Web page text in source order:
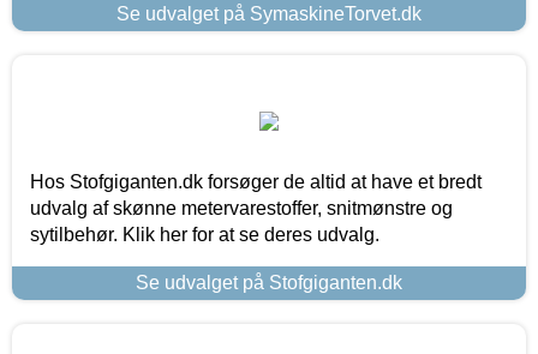
Se udvalget på SymaskineTorvet.dk
Hos Stofgiganten.dk forsøger de altid at have et bredt
udvalg af skønne metervarestoffer, snitmønstre og
sytilbehør. Klik her for at se deres udvalg.
Se udvalget på Stofgiganten.dk